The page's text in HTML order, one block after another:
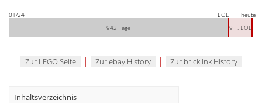
01/24 EOL
heute
942 Tage
9 T. EOL
Zur LEGO Seite | Zur ebay History | Zur bricklink History
Inhaltsverzeichnis